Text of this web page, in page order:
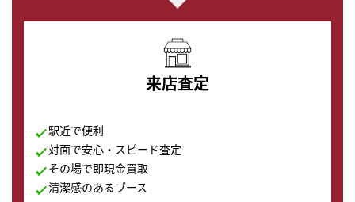
来店査定
駅近で便利
対面で安心・スピード査定
その場で即現金買取
清潔感のあるブース